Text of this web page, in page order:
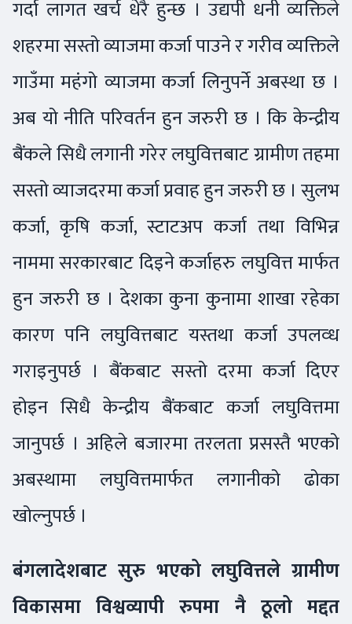
गर्दा लागत खर्च धेरै हुन्छ । उद्यपी धनी व्यक्तिले
शहरमा सस्तो व्याजमा कर्जा पाउने र गरीव व्यक्तिले
गाउँमा महंगो व्याजमा कर्जा लिनुपर्ने अबस्था छ ।
अब यो नीति परिवर्तन हुन जरुरी छ । कि केन्द्रीय
बैंकले सिधै लगानी गरेर लघुवित्तबाट ग्रामीण तहमा
सस्तो व्याजदरमा कर्जा प्रवाह हुन जरुरी छ । सुलभ
कर्जा, कृषि कर्जा, स्टाटअप कर्जा तथा विभिन्न
नाममा सरकारबाट दिइने कर्जाहरु लघुवित्त मार्फत
हुन जरुरी छ । देशका कुना कुनामा शाखा रहेका
कारण पनि लघुवित्तबाट यस्तथा कर्जा उपलव्ध
गराइनुपर्छ । बैंकबाट सस्तो दरमा कर्जा दिएर
होइन सिधै केन्द्रीय बैंकबाट कर्जा लघुवित्तमा
जानुपर्छ । अहिले बजारमा तरलता प्रसस्तै भएको
अबस्थामा लघुवित्तमार्फत लगानीको ढोका
खोल्नुपर्छ ।
बंगलादेशबाट सुरु भएको लघुवित्तले ग्रामीण
विकासमा विश्वव्यापी रुपमा नै ठूलो मद्दत